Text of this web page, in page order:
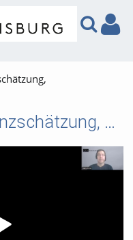
STW Kapitel 12 (Varianzschätzung, Konfidenzintervalle)